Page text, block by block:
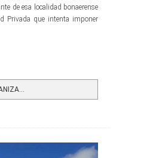
de esa localidad bonaerense
Privada que intenta imponer